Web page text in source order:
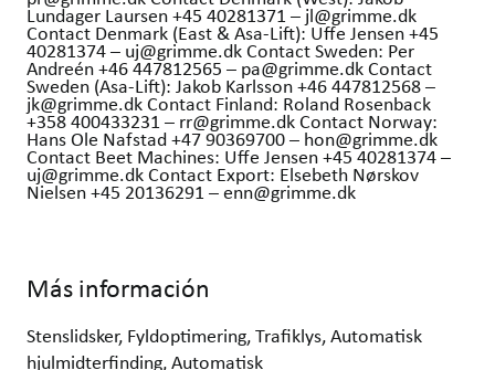
Lundager Laursen +45 40281371 – jl@grimme.dk
Contact Denmark (East & Asa-Lift): Uffe Jensen +45
40281374 – uj@grimme.dk Contact Sweden: Per
Andreén +46 447812565 – pa@grimme.dk Contact
Sweden (Asa-Lift): Jakob Karlsson +46 447812568 –
jk@grimme.dk Contact Finland: Roland Rosenback
+358 400433231 – rr@grimme.dk Contact Norway:
Hans Ole Nafstad +47 90369700 – hon@grimme.dk
Contact Beet Machines: Uffe Jensen +45 40281374 –
uj@grimme.dk Contact Export: Elsebeth Nørskov
Nielsen +45 20136291 – enn@grimme.dk
Más información
Stenslidsker, Fyldoptimering, Trafiklys, Automatisk
hjulmidterfinding, Automatisk